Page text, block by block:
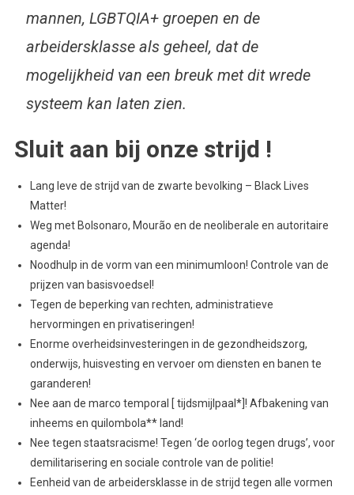
mannen, LGBTQIA+ groepen en de
arbeidersklasse als geheel, dat de
mogelijkheid van een breuk met dit wrede
systeem kan laten zien.
Sluit aan bij onze strijd !
Lang leve de strijd van de zwarte bevolking – Black Lives
Matter!
Weg met Bolsonaro, Mourão en de neoliberale en autoritaire
agenda!
Noodhulp in de vorm van een minimumloon! Controle van de
prijzen van basisvoedsel!
Tegen de beperking van rechten, administratieve
hervormingen en privatiseringen!
Enorme overheidsinvesteringen in de gezondheidszorg,
onderwijs, huisvesting en vervoer om diensten en banen te
garanderen!
Nee aan de marco temporal [ tijdsmijlpaal*]! Afbakening van
inheems en quilombola** land!
Nee tegen staatsracisme! Tegen ‘de oorlog tegen drugs’, voor
demilitarisering en sociale controle van de politie!
Eenheid van de arbeidersklasse in de strijd tegen alle vormen